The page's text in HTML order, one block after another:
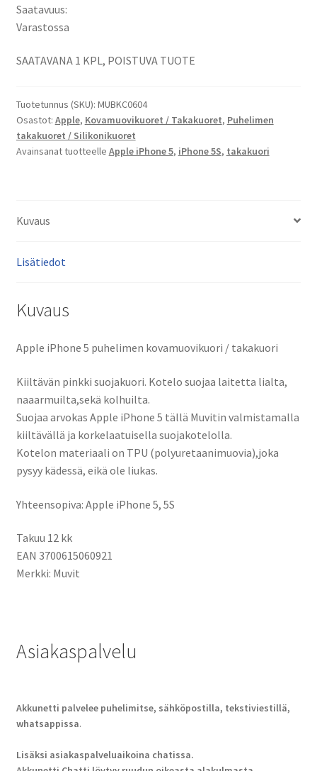
5S
takakuori
GLOSSY
Pinkki,
Muvit
määrä
Saatavuus:
Varastossa
SAATAVANA 1 KPL, POISTUVA TUOTE
Tuotetunnus (SKU): MUBKC0604
Osastot: Apple, Kovamuovikuoret / Takakuoret, Puhelimen
takakuoret / Silikonikuoret
Avainsanat tuotteelle Apple iPhone 5, iPhone 5S, takakuori
Kuvaus
Lisätiedot
Kuvaus
Apple iPhone 5 puhelimen kovamuovikuori / takakuori
Kiiltävän pinkki suojakuori. Kotelo suojaa laitetta lialta,
naaarmuilta,sekä kolhuilta.
Suojaa arvokas Apple iPhone 5 tällä Muvitin valmistamalla
kiiltävällä ja korkelaatuisella suojakotelolla.
Kotelon materiaali on TPU (polyuretaanimuovia),joka
pysyy kädessä, eikä ole liukas.
Yhteensopiva: Apple iPhone 5, 5S
Takuu 12 kk
EAN 3700615060921
Merkki: Muvit
Asiakaspalvelu
Akkunetti palvelee puhelimitse, sähköpostilla, tekstiviestillä,
whatsappissa.
Lisäksi asiakaspalveluaikoina chatissa.